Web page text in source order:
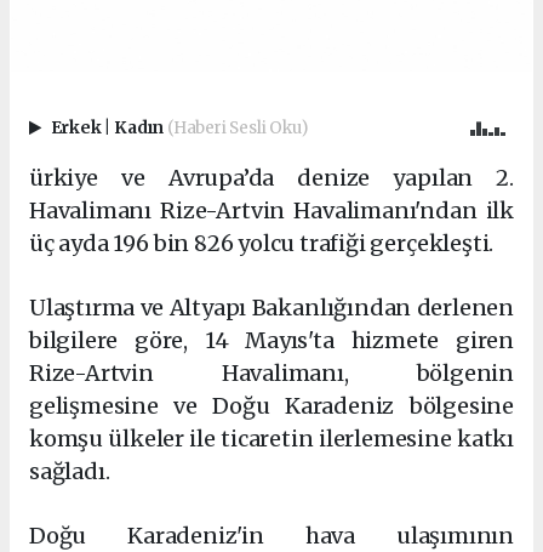
Erkek Kadın (Haberi Sesli Oku)
ürkiye ve Avrupa’da denize yapılan 2.
Havalimanı Rize-Artvin Havalimanı'ndan ilk
üç ayda 196 bin 826 yolcu trafiği gerçekleşti.
Ulaştırma ve Altyapı Bakanlığından derlenen
bilgilere göre, 14 Mayıs'ta hizmete giren
Rize-Artvin Havalimanı, bölgenin
gelişmesine ve Doğu Karadeniz bölgesine
komşu ülkeler ile ticaretin ilerlemesine katkı
sağladı.
Doğu Karadeniz'in hava ulaşımının